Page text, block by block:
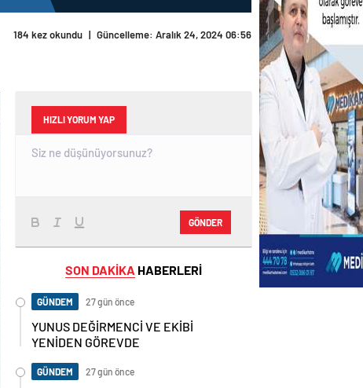
184 kez okundu | Güncelleme: Aralık 24, 2024 06:56
HIZLI YORUM YAP
GÖNDER
SON DAKİKA HABERLERİ
GÜNDEM 27 gün önce
YUNUS DEĞİRMENCİ VE EKİBİ
YENİDEN GÖREVDE
GÜNDEM 27 gün önce